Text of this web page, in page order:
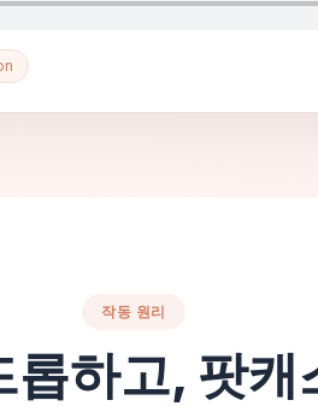
작동 원리
하고, 팟